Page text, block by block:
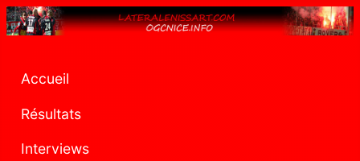
Accueil
Résultats
Interviews